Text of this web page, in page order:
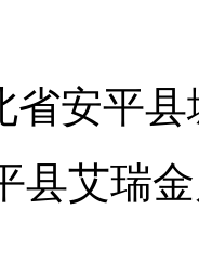
省安平
县艾瑞